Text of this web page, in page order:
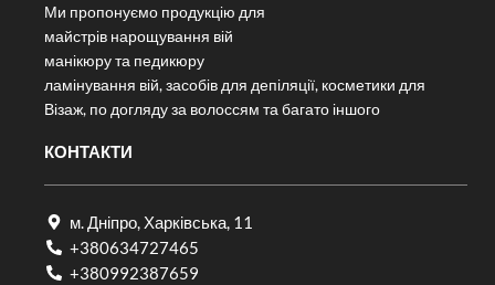
Ми пропонуємо продукцію для
майстрів нарощування вій
манікюру та педикюру
ламінування вій, засобів для депіляції, косметики для
Візаж, по догляду за волоссям та багато іншого
КОНТАКТИ
м. Дніпро, Харківська, 11
+380634727465
+380992387659